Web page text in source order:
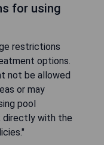
for using
restrictions
options.
not be allowed
or may
pool
directly with the